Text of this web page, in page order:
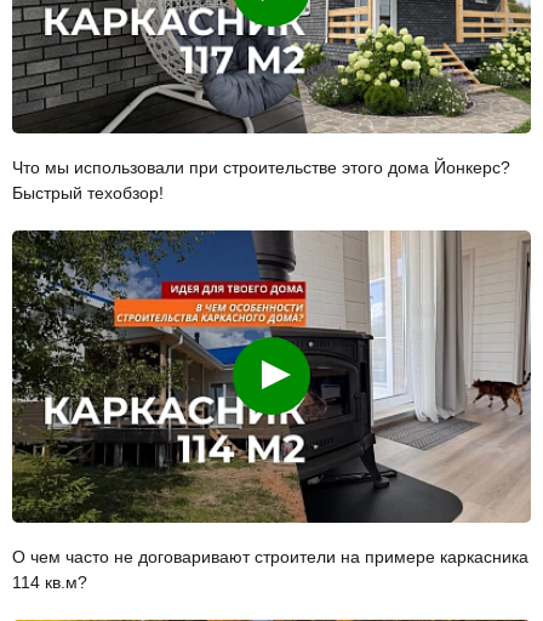
Что мы использовали при строительстве этого дома Йонкерс?
Быстрый техобзор!
Смотреть
О чем часто не договаривают строители на примере каркасника
114 кв.м?